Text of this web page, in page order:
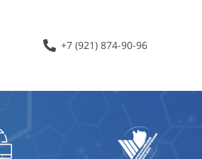
+7 (921) 874-90-96